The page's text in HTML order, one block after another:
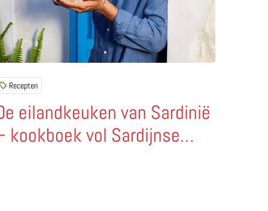
eilandkeuken van Sardinië
kookboek vol Sardijnse
Recepten